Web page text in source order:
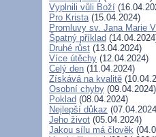
Vyplnili vůli Boží
Pro Krista(15.04.2024)
Promluvy sv. Jana Marie
Špatný příklad
Druhé růst (13.04.2024)
Více útěchy (12.04.2024)
Celý den (11.04.2024)
Získává na kvalitě
Osobní chyby (09.04.2024)
Poklad (08.04.2024)
Nejlepší důkaz
Jeho život (05.04.2024)
Jakou sílu má člověk